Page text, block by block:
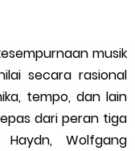
Pamor dan Hak
Musik
Gender: Genre
musik
secara rasional
tempo, dan lain
dari peran tiga
Wolfgang